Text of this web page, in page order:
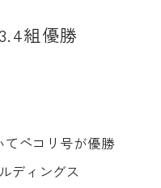
3.4組優勝
ペコリ号が優勝
ディングス